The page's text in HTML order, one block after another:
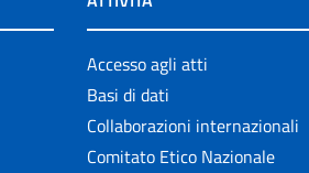
Accesso agli atti
Basi di dati
Collaborazioni internazionali
Comitato Etico Nazionale